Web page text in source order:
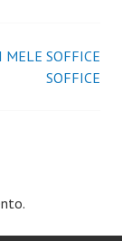
MELE SOFFICE
SOFFICE